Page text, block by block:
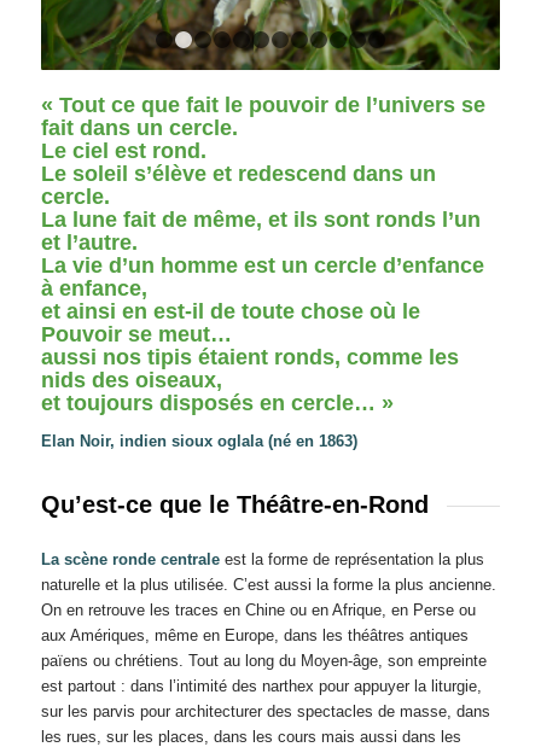
1 2 3 4 5 6 7 8 9 1011 12
« Tout ce que fait le pouvoir de l’univers se
fait dans un cercle.
Le ciel est rond.
Le soleil s’élève et redescend dans un
cercle.
La lune fait de même, et ils sont ronds l’un
et l’autre.
La vie d’un homme est un cercle d’enfance
à enfance,
et ainsi en est-il de toute chose où le
Pouvoir se meut…
aussi nos tipis étaient ronds, comme les
nids des oiseaux,
et toujours disposés en cercle… »
Elan Noir, indien sioux oglala (né en 1863)
Qu’est-ce que le Théâtre-en-Rond
La scène ronde centraleest la forme de représentation la plus
naturelle et la plus utilisée. C’est aussi la forme la plus ancienne.
On en retrouve les traces en Chine ou en Afrique, en Perse ou
aux Amériques, même en Europe, dans les théâtres antiques
païens ou chrétiens. Tout au long du Moyen-âge, son empreinte
est partout : dans l’intimité des narthex pour appuyer la liturgie,
sur les parvis pour architecturer des spectacles de masse, dans
les rues, sur les places, dans les cours mais aussi dans les